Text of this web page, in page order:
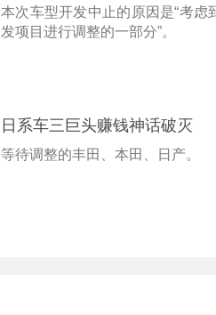
本次车型开发中止的原因是“考
发项目进行调整的一部分”。
日系车三巨头赚钱神话破灭
等待调整的丰田、本田、日产。